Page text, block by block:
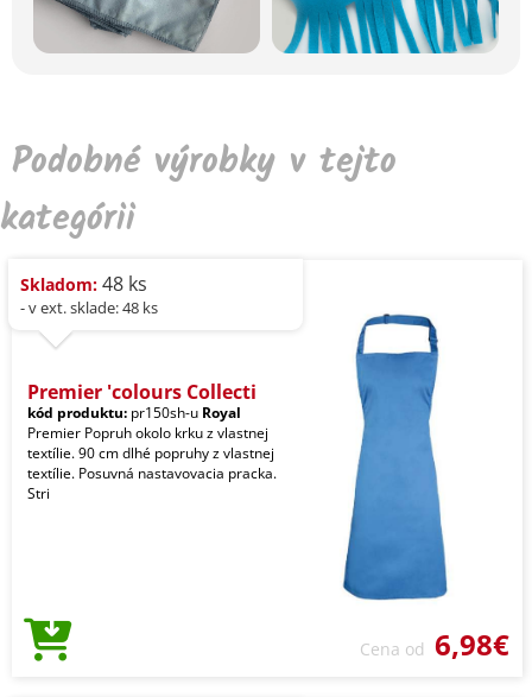
Podobné výrobky v tejto
kategórii
Skladom: 48 ks
- v ext. sklade: 48 ks
Premier 'colours Collecti
kód produktu: pr150sh-u Royal
Premier Popruh okolo krku z vlastnej
textílie. 90 cm dlhé popruhy z vlastnej
textílie. Posuvná nastavovacia pracka.
Stri
Cena od 6,98€